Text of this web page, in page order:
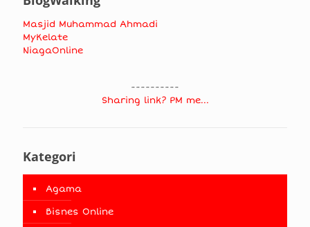
Masjid Muhammad Ahmadi
MyKelate
NiagaOnline
----------
Sharing link? PM me...
Kategori
Agama
Bisnes Online